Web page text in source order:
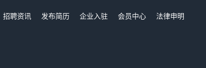
招聘资讯 发布简历 企业入驻 会员中心
法律申明